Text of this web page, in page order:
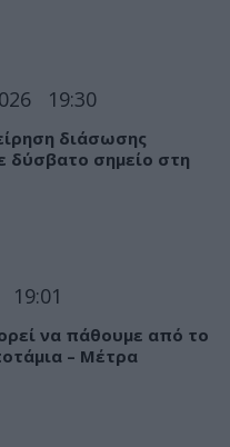
19:30
διάσωσης
δύσβατο σημείο στη
19:01
να πάθουμε από το
– Μέτρα